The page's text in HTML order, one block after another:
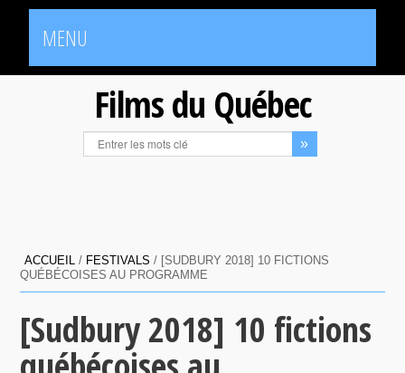
MENU
Films du Québec
ACCUEIL / FESTIVALS / [SUDBURY 2018] 10 FICTIONS
QUÉBÉCOISES AU PROGRAMME
[Sudbury 2018] 10 fictions